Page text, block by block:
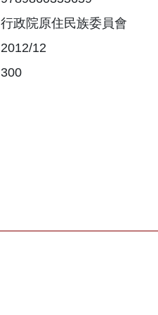
行政院原住民族委員會
2012/12
300